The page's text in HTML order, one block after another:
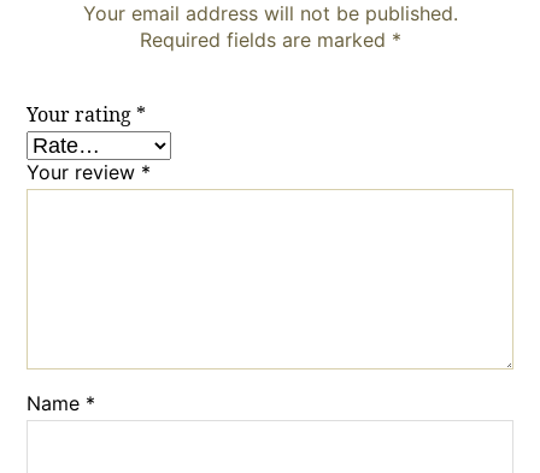
Your email address will not be published.
Required fields are marked *
Your rating *
Your review *
Name *